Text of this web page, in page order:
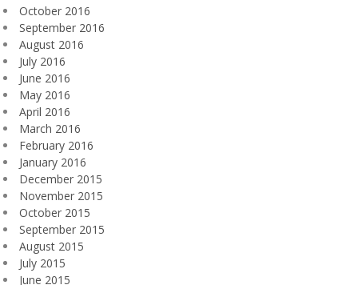
October 2016
September 2016
August 2016
July 2016
June 2016
May 2016
April 2016
March 2016
February 2016
January 2016
December 2015
November 2015
October 2015
September 2015
August 2015
July 2015
June 2015